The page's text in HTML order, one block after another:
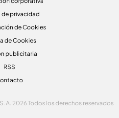
de privacidad
de Cookies
de Cookies
publicitaria
RSS
A. 2026 Todos los derechos reservados